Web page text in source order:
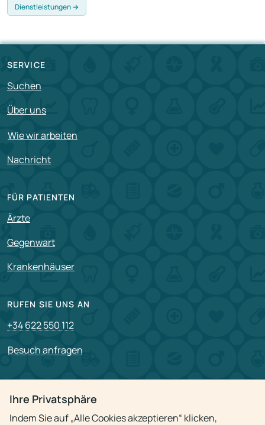
Ihre Privatsphäre
Indem Sie auf „Alle Cookies akzeptieren“ klicken,
Dienstleistungen →
SERVICE
Suchen
Über uns
Wie wir arbeiten
Nachricht
FÜR PATIENTEN
Ärzte
Gegenwart
Krankenhäuser
RUFEN SIE UNS AN
+34 622 550 112
Besuch anfragen
Für Partner